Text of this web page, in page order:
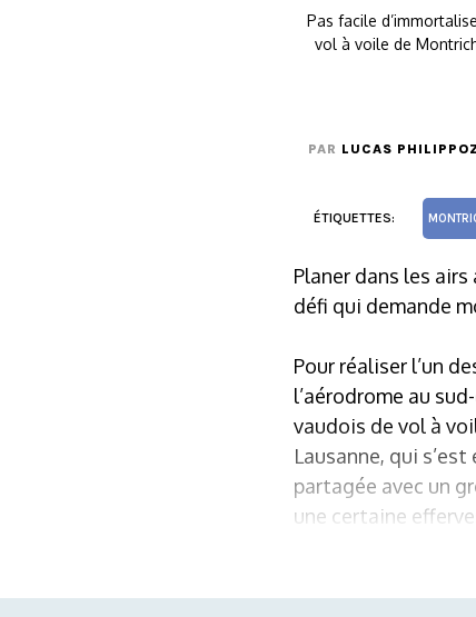
Pas facile
vol à voile de
PAR LUCAS
ÉTIQUETTES:
Planer dans les
défi qui demande
Pour réaliser l’un
l’aérodrome au
vaudois de vol à
Lausanne, qui
partagée avec un
une certaine